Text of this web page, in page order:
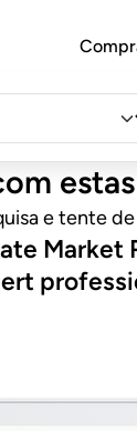
e tente
Market